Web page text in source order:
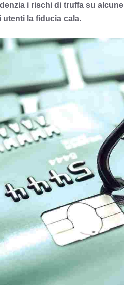
i rischi di truffa su
utenti la fiducia cala.